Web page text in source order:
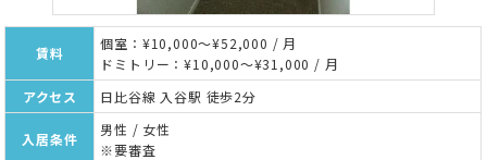
賃料
個室：¥10,000～¥52,000 / 月
ドミトリー：¥10,000～¥31,000 / 月
アクセス
日比谷線 入谷駅 徒歩2分
入居条件
男性 / 女性
※要審査